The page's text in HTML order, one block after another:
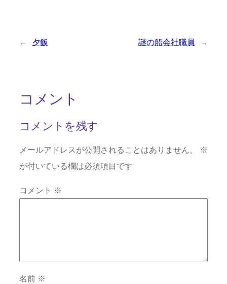
← 夕飯 謎の船会社職員 →
コメント
コメントを残す
メールアドレスが公開されることはありません。
※
が付いている欄は必須項目です
コメント ※
名前 ※